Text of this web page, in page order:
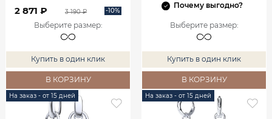
2 871 ₽ 3 190 ₽ -10%
Выберите размер:
Купить в один клик
В КОРЗИНУ
Почему выгодно?
Выберите размер:
Купить в один клик
В КОРЗИНУ
На заказ - от 15 дней На заказ - от 15 дней